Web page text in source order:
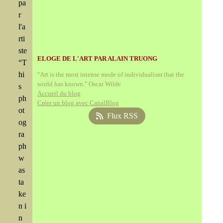
pa
r
l'a
rti
ste
“T
hi
s
ph
ot
og
ra
ph
w
as
ta
ke
n i
n
ELOGE DE L'ART PAR ALAIN TRUONG
"Art is the most intense mode of individualism that the
world has known." Oscar Wilde
Accueil du blog
Créer un blog avec CanalBlog
Flux RSS